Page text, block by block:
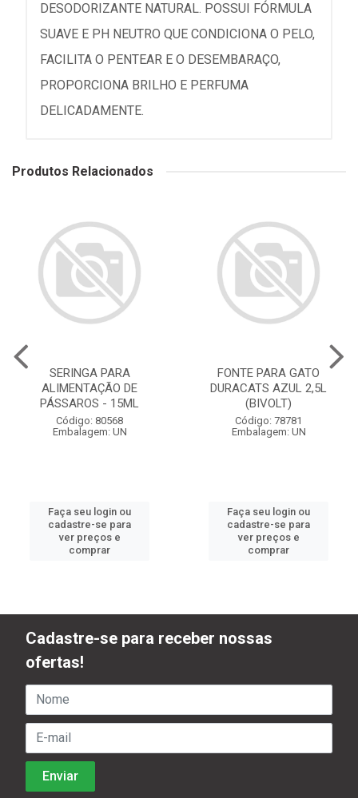
DESODORIZANTE NATURAL. POSSUI FÓRMULA
SUAVE E PH NEUTRO QUE CONDICIONA O PELO,
FACILITA O PENTEAR E O DESEMBARAÇO,
PROPORCIONA BRILHO E PERFUMA
DELICADAMENTE.
Produtos Relacionados
SERINGA PARA
ALIMENTAÇÃO DE
PÁSSAROS - 15ML
Código: 80568
Embalagem: UN
Faça seu login ou
cadastre-se para
ver preços e
comprar
FONTE PARA GATO
DURACATS AZUL 2,5L
(BIVOLT)
Código: 78781
Embalagem: UN
Faça seu login ou
cadastre-se para
ver preços e
comprar
Cadastre-se para receber nossas
ofertas!